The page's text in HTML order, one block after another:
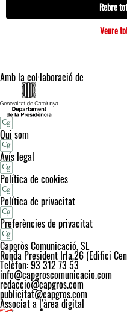
Rebre
Veure
Amb la col·laboració de
Qui som
Avís legal
Política de cookies
Política de privacitat
Preferències de privacitat
Capgròs Comunicació, SL
Ronda President Irla,26 (Edifici
Telèfon: 93 312 73 53
info@capgroscomunicacio.com
redaccio@capgros.com
publicitat@capgros.com
Associat a l’àrea digital